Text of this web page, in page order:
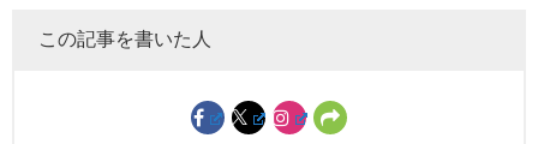
この記事を書いた人